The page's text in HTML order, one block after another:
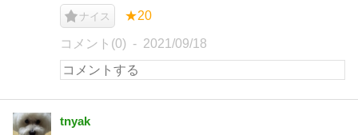
ナイス ★20
コメント(0) 2021/09/18
tnyak